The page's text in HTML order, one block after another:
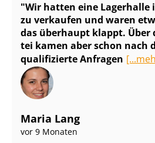
Wir hatten eine Lagerhalle
zu verkaufen und waren
das überhaupt klappt.
tei kamen aber schon nach
qualifizierte Anfragen
Maria Lang
vor 9 Monaten